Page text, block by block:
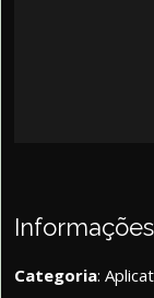
Categoria: